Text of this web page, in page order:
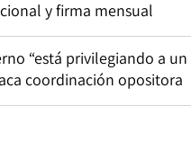
y firma mensual
“está privilegiando a un
coordinación opositora